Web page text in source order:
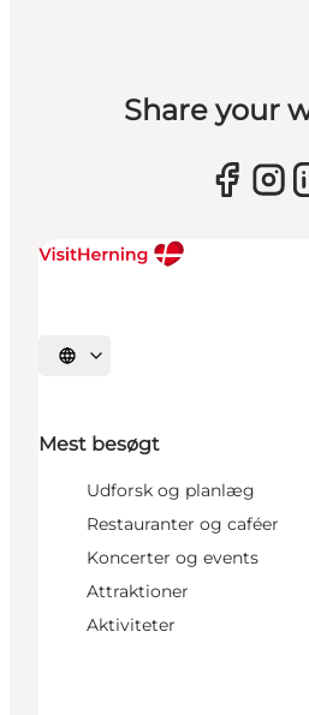
Share your
Vælg sprog
Mest besøgt
Udforsk og planlæg
Restauranter og caféer
Koncerter og events
Attraktioner
Aktiviteter